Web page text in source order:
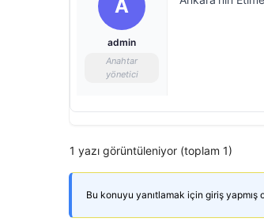
A
admin
Anahtar
yönetici
1 yazı görüntüleniyor (toplam 1)
Bu konuyu yanıtlamak için giriş yapmış